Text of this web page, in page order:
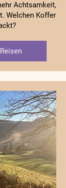
Achtsamkeit,
Welchen Koffer